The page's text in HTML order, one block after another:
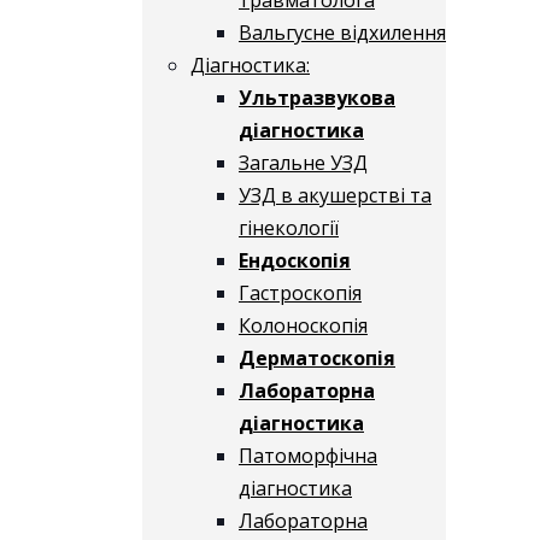
Вальгусне відхилення
Діагностика:
Ультразвукова
діагностика
Загальне УЗД
УЗД в акушерстві та
гінекології
Ендоскопія
Гастроскопія
Колоноскопія
Дерматоскопія
Лабораторна
діагностика
Патоморфічна
діагностика
Лабораторна